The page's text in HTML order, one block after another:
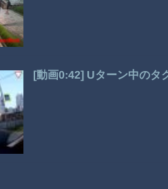
[動画0:42] Uターン中のタ